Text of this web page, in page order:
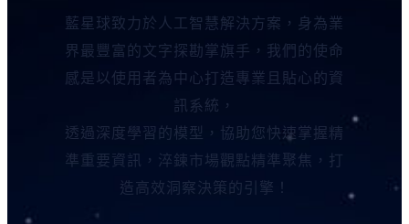
藍星球致力於人工智慧解決方案，身為業
界最豐富的文字探勘掌旗手，我們的使命
感是以使用者為中心打造專業且貼心的資
訊系統，
透過深度學習的模型，協助您快速掌握精
準重要資訊，淬鍊市場觀點精準聚焦，打
造高效洞察決策的引擎！